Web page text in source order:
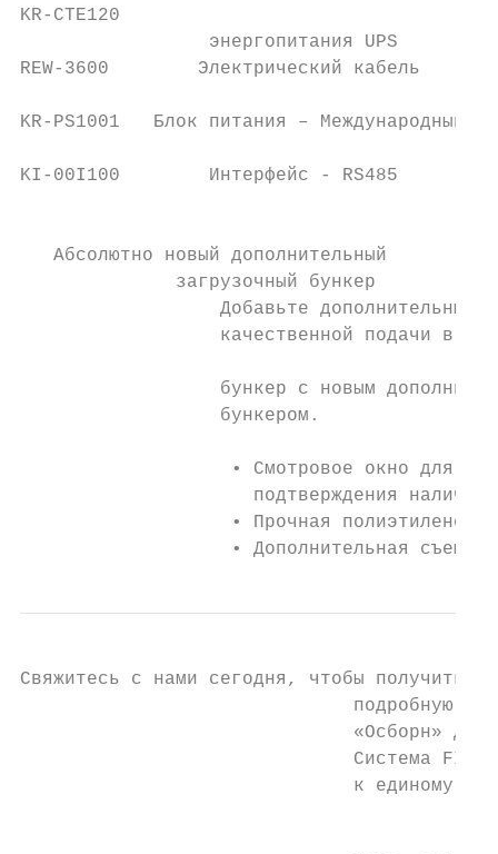
KR-CTE120
                 энергопитания UPS
REW-3600        Электрический
KR-PS1001   Блок питания – Международный
KI-00I100        Интерфейс - RS485
Абсолютно новый дополнительный
загрузочный бункер
Добавьте дополнительные
качественной подачи в
бункер с новым
бункером.
• Смотровое окно для
подтверждения наличия
• Прочная
• Дополнительная
Свяжитесь с нами сегодня, чтобы получить
подробную
«Осборн»
Система
к единому